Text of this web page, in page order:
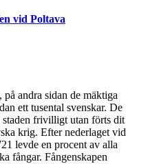
vid Poltava
andra sidan de mäktiga
ett tusental svenskar. De
frivilligt utan förts dit
krig. Efter nederlaget vid
levde en procent av alla
fångar. Fångenskapen